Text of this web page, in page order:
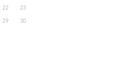
22
23
29
30